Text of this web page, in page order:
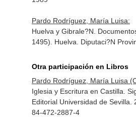
Pardo Rodríguez, María Luisa:
Huelva y Gibrale?N.
1495). Huelva. Diputaci?N
Otra participación en Libros
Pardo Rodríguez, María Luisa
Iglesia y Escritura en Castilla.
Editorial Universidad de Sevilla.
84-472-2887-4